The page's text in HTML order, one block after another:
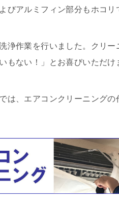
びアルミフィン部分もホコリ
浄作業を行いました。クリ
もない！」とお喜びいただけ
は、エアコンクリーニング